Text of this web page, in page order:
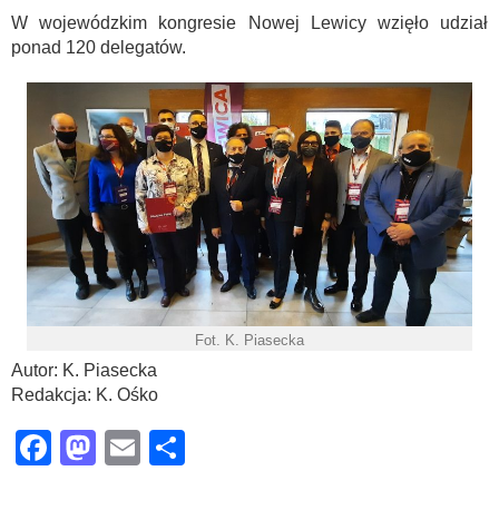
W wojewódzkim kongresie Nowej Lewicy wzięło udział
ponad 120 delegatów.
Fot. K. Piasecka
Autor: K. Piasecka
Redakcja: K. Ośko
Facebook
Mastodon
Email